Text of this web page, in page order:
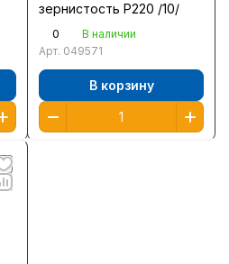
зернистость Р220 /10/
0
В наличии
Арт. 049571
В корзину